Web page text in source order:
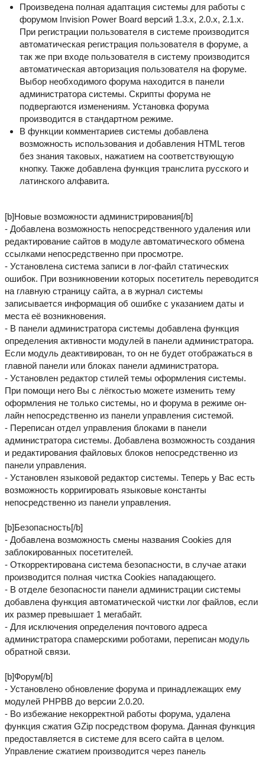
Произведена полная адаптация системы для работы с
форумом Invision Power Board версий 1.3.х, 2.0.х, 2.1.х.
При регистрации пользователя в системе производится
автоматическая регистрация пользователя в форуме, а
так же при входе пользователя в систему производится
автоматическая авторизация пользователя на форуме.
Выбор необходимого форума находится в панели
администратора системы. Скрипты форума не
подвергаются изменениям. Установка форума
производится в стандартном режиме.
В функции комментариев системы добавлена
возможность использования и добавления HTML тегов
без знания таковых, нажатием на соответствующую
кнопку. Также добавлена функция транслита русского и
латинского алфавита.
[b]Новые возможности администрирования[/b]
- Добавлена возможность непосредственного удаления или
редактирование сайтов в модуле автоматического обмена
ссылками непосредственно при просмотре.
- Установлена система записи в лог-файл статических
ошибок. При возникновении которых посетитель переводится
на главную страницу сайта, а в журнал системы
записывается информация об ошибке с указанием даты и
места её возникновения.
- В панели администратора системы добавлена функция
определения активности модулей в панели администратора.
Если модуль деактивирован, то он не будет отображаться в
главной панели или блоках панели администратора.
- Установлен редактор стилей темы оформления системы.
При помощи него Вы с лёгкостью можете изменить тему
оформления не только системы, но и форума в режиме он-
лайн непосредственно из панели управления системой.
- Переписан отдел управления блоками в панели
администратора системы. Добавлена возможность создания
и редактирования файловых блоков непосредственно из
панели управления.
- Установлен языковой редактор системы. Теперь у Вас есть
возможность корригировать языковые константы
непосредственно из панели управления.
[b]Безопасность[/b]
- Добавлена возможность смены названия Cookies для
заблокированных посетителей.
- Откорректирована система безопасности, в случае атаки
производится полная чистка Cookies нападающего.
- В отделе безопасности панели администрации системы
добавлена функция автоматической чистки лог файлов, если
их размер превышает 1 мегабайт.
- Для исключения определения почтового адреса
администратора спамерскими роботами, переписан модуль
обратной связи.
[b]Форум[/b]
- Установлено обновление форума и принадлежащих ему
модулей PHPBB до версии 2.0.20.
- Во избежание некорректной работы форума, удалена
функция сжатия GZip посредством форума. Данная функция
предоставляется в системе для всего сайта в целом.
Управление сжатием производится через панель